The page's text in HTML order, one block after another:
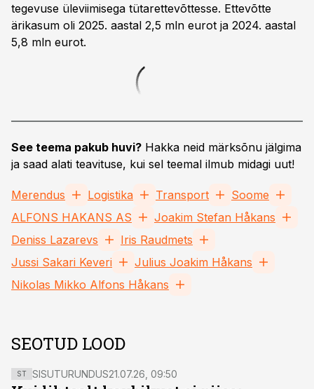
tegevuse üleviimisega tütarettevõttesse. Ettevõtte
ärikasum oli 2025. aastal 2,5 mln eurot ja 2024. aastal
5,8 mln eurot.
See teema pakub huvi? Hakka neid märksõnu jälgima
ja saad alati teavituse, kui sel teemal ilmub midagi uut!
Merendus Logistika Transport
Soome
ALFONS HAKANS AS
Joakim Stefan Håkans
Deniss Lazarevs
Iris Raudmets
Jussi Sakari Keveri
Julius Joakim Håkans
Nikolas Mikko Alfons Håkans
SEOTUD LOOD
ST SISUTURUNDUS21.07.26, 09:50